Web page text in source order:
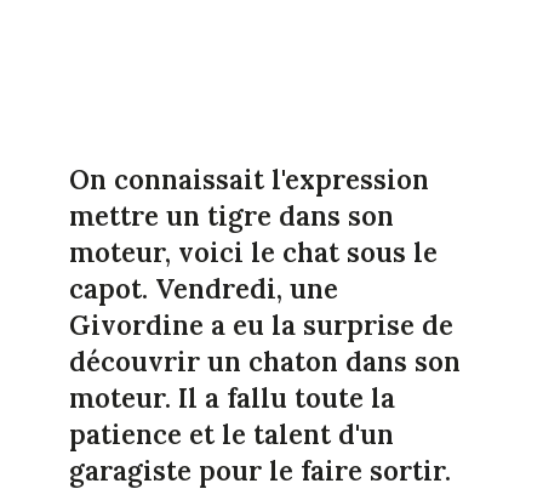
On connaissait l'expression
mettre un tigre dans son
moteur, voici le chat sous le
capot. Vendredi, une
Givordine a eu la surprise de
découvrir un chaton dans son
moteur. Il a fallu toute la
patience et le talent d'un
garagiste pour le faire sortir.